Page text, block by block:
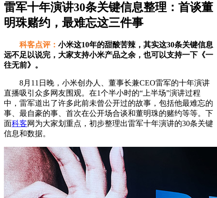
雷军十年演讲30条关键信息整理：首谈董
明珠赌约，最难忘这三件事
科客点评： 小米这10年的甜酸苦辣，其实这30条关键信息
远不足以说完，大家支持小米产品之余，也可以支持一下《一
往无前》。
8月11日晚，小米创办人、董事长兼CEO雷军的十年演讲
直播吸引众多网友围观。在1个半小时的“上半场”演讲过程
中，雷军道出了许多此前未曾公开过的故事，包括他最难忘的
事、最自豪的事、首次在公开场合谈和董明珠的赌约等等。下
面科客网为大家划重点，初步整理出雷军十年演讲的30条关键
信息和数据。